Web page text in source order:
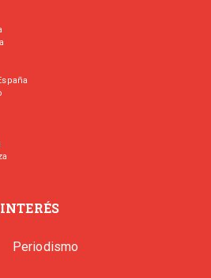
Periodismo